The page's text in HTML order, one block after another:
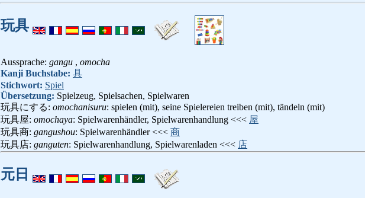
玩具
Aussprache: gangu , omocha
Kanji Buchstabe: 具
Stichwort: Spiel
Übersetzung: Spielzeug, Spielsachen, Spielwaren
玩具にする: omochanisuru: spielen (mit), seine Spielereien treiben (mit), tändeln (mit)
玩具屋: omochaya: Spielwarenhändler, Spielwarenhandlung <<< 屋
玩具商: gangushou: Spielwarenhändler <<< 商
玩具店: ganguten: Spielwarenhandlung, Spielwarenladen <<< 店
元日